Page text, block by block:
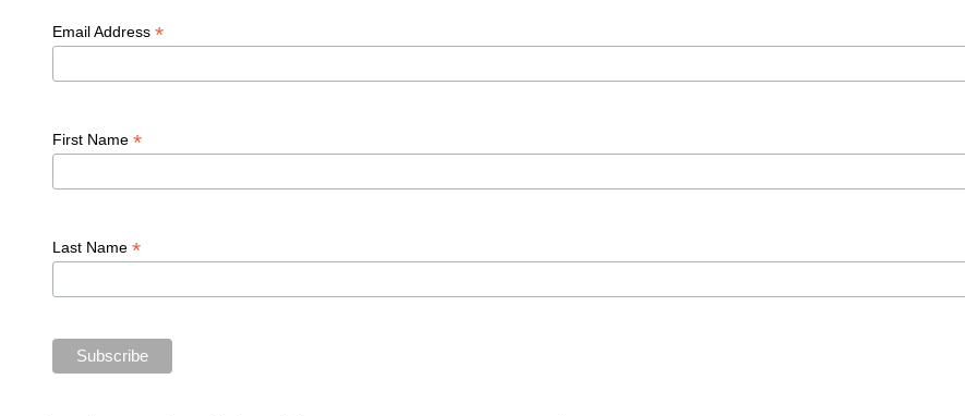
Email Address *
First Name *
Last Name *